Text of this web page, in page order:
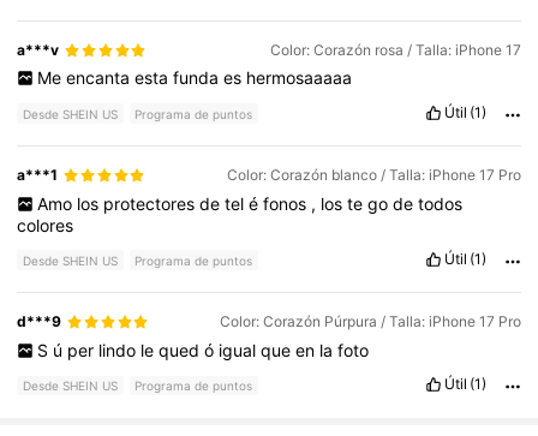
a***v Color: Corazón rosa / Talla: iPhone 17
Me encanta esta funda es hermosaaaaa
Desde SHEIN US Programa de puntos Útil (1)
a***1 Color: Corazón blanco / Talla: iPhone 17 Pro
Amo los protectores de tel é fonos , los te go de todos
colores
Desde SHEIN US Programa de puntos Útil (1)
d***9 Color: Corazón Púrpura / Talla: iPhone 17 Pro
S ú per lindo le qued ó igual que en la foto
Desde SHEIN US Programa de puntos Útil (1)